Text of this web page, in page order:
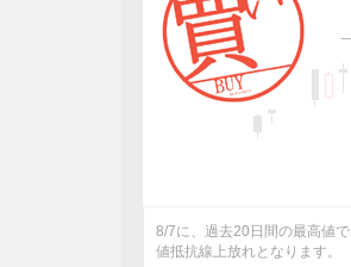
8/7に、過去20日間の最高値
値抵抗線上放れとなります。